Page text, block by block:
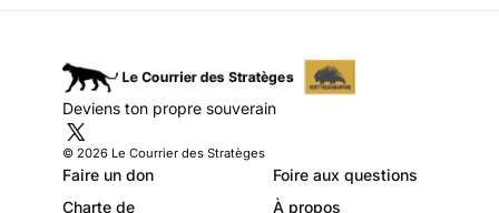
climat, il répond en invitant la
ministre de l’Éducation et le
gouvernement à venir tenir un
une salle de
Deviens ton propre souverain
© 2026 Le Courrier des Stratèges
Faire un don
Foire aux questions
Charte de
À propos